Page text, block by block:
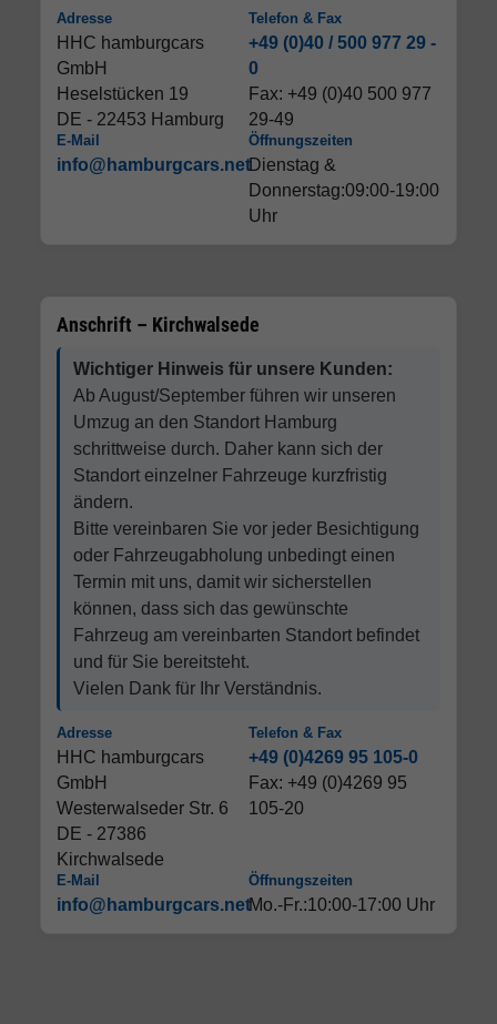
Adresse
HHC hamburgcars
GmbH
Heselstücken 19
DE - 22453 Hamburg
Telefon & Fax
+49 (0)40 / 500 977 29 -
0
Fax: +49 (0)40 500 977
29-49
E-Mail
info@hamburgcars.net
Öffnungszeiten
Dienstag &
Donnerstag:09:00-19:00
Uhr
Anschrift – Kirchwalsede
Wichtiger Hinweis für unsere Kunden:
Ab August/September führen wir unseren
Umzug an den Standort Hamburg
schrittweise durch. Daher kann sich der
Standort einzelner Fahrzeuge kurzfristig
ändern.
Bitte vereinbaren Sie vor jeder Besichtigung
oder Fahrzeugabholung unbedingt einen
Termin mit uns, damit wir sicherstellen
können, dass sich das gewünschte
Fahrzeug am vereinbarten Standort befindet
und für Sie bereitsteht.
Vielen Dank für Ihr Verständnis.
Adresse
HHC hamburgcars
GmbH
Westerwalseder Str. 6
DE - 27386
Kirchwalsede
Telefon & Fax
+49 (0)4269 95 105-0
Fax: +49 (0)4269 95
105-20
E-Mail
info@hamburgcars.net
Öffnungszeiten
Mo.-Fr.:10:00-17:00 Uhr